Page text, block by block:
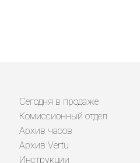
Сегодня в продаже
Комиссионный отдел
Архив часов
Архив Vertu
Инструкции